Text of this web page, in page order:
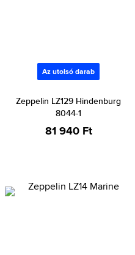
Az utolsó darab
Zeppelin LZ129 Hindenburg
8044-1
81 940 Ft